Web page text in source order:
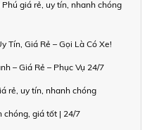
giá rẻ, uy tín, nhanh chóng
Tín, Giá Rẻ – Gọi Là Có Xe!
– Giá Rẻ – Phục Vụ 24/7
rẻ, uy tín, nhanh chóng
chóng, giá tốt | 24/7